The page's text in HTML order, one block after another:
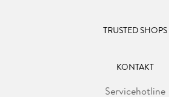
TRUSTED SHOPS
KONTAKT
Servicehotline